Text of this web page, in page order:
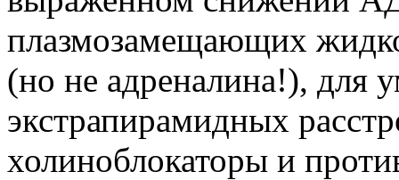
плазмозамещающих
(но не адреналина!), для
экстрапирамидных
холиноблокаторы и